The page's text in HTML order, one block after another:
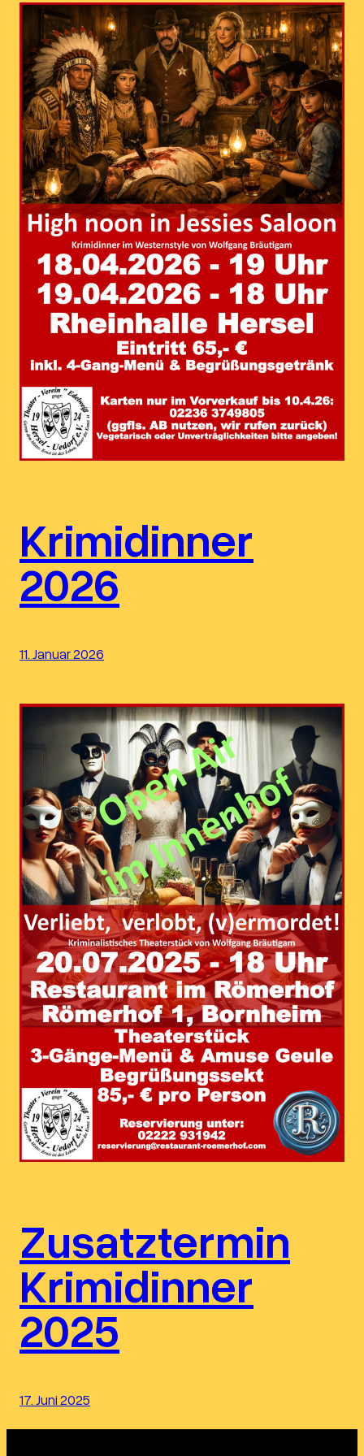
Krimidinner
2026
11. Januar 2026
Zusatztermin
Krimidinner
2025
17. Juni 2025